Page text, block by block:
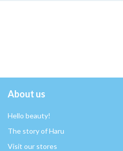
About us
Hello beauty!
The story of Haru
Visit our stores